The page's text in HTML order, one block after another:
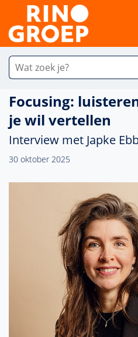
Focusing:
je wil vertellen
Interview met Japke
30 oktober 2025